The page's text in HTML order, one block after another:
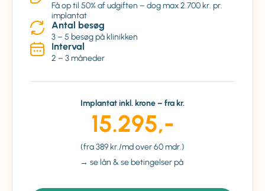
Få op til 50% af udgiften – dog max 2.700 kr. pr.
implantat
Antal besøg
3 – 5 besøg på klinikken
Interval
2 – 3 måneder
Implantat inkl. krone – fra kr.
15.295,-
(fra 389 kr./md over 60 mdr.)
→ se lån & se betingelser på